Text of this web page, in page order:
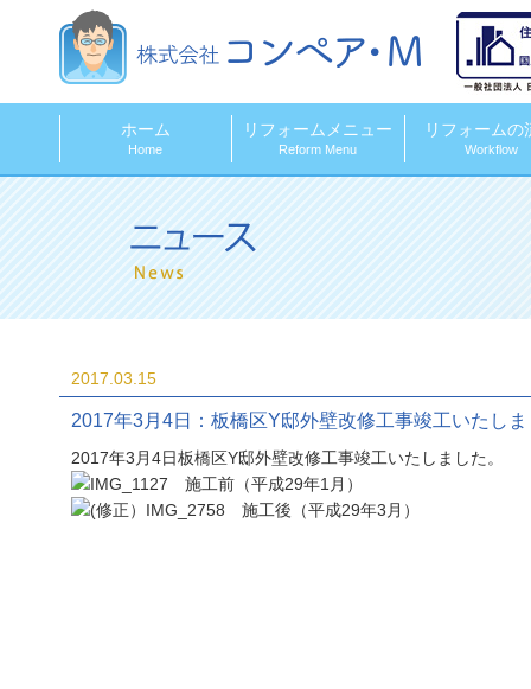
株式会社コンペ
ホーム
Home
リフォームメニュー
Reform Menu
リフォームの
Workflow
2017.03.15
2017年3月4日：板橋区Y邸外壁改修工事竣工いたし
2017年3月4日板橋区Y邸外壁改修工事竣工いたしました。
施工前（平成29年1月）
施工後（平成29年3月）